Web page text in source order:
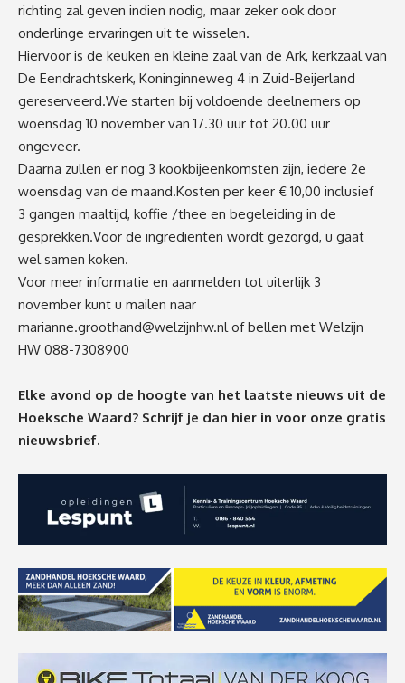
richting zal geven indien nodig, maar zeker ook door
onderlinge ervaringen uit te wisselen.
Hiervoor is de keuken en kleine zaal van de Ark, kerkzaal van
De Eendrachtskerk, Koninginneweg 4 in Zuid-Beijerland
gereserveerd.We starten bij voldoende deelnemers op
woensdag 10 november van 17.30 uur tot 20.00 uur
ongeveer.
Daarna zullen er nog 3 kookbijeenkomsten zijn, iedere 2e
woensdag van de maand.Kosten per keer € 10,00 inclusief
3 gangen maaltijd, koffie /thee en begeleiding in de
gesprekken.Voor de ingrediënten wordt gezorgd, u gaat
wel samen koken.
Voor meer informatie en aanmelden tot uiterlijk 3
november kunt u mailen naar
marianne.groothand@welzijnhw.nlof bellen met Welzijn
HW 088-7308900
Elke avond op de hoogte van het laatste nieuws uit de
Hoeksche Waard? Schrijf je dan hier in voor onze gratis
nieuwsbrief.